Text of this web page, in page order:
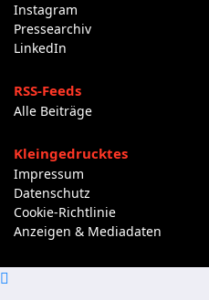
Instagram
Pressearchiv
LinkedIn
RSS-Feeds
Alle Beiträge
Kleingedrucktes
Impressum
Datenschutz
Cookie-Richtlinie
Anzeigen & Mediadaten